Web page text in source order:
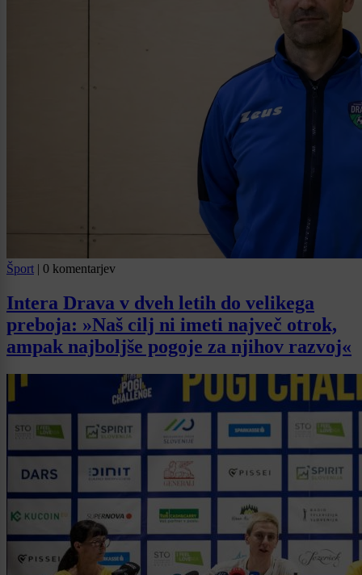
Šport | 0 komentarjev
Intera Drava v dveh letih do velikega
preboja: »Naš cilj ni imeti največ otrok,
ampak najboljše pogoje za njihov razvoj«